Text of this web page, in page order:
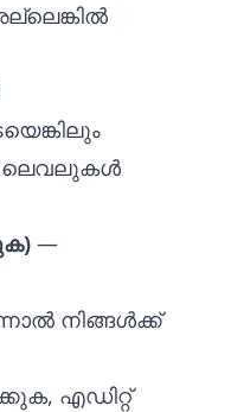
ലെവലുകൾ
—
നിങ്ങൾക്ക്
എഡിറ്റ്